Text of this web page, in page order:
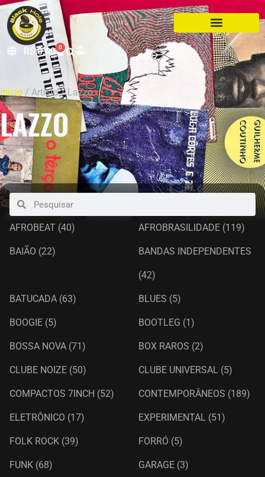
R$0,00 0
Início / Artista / Lazzo
LAZZO
AFROBEAT (40) AFROBRASILIDADE (119)
BAIÃO (22) BANDAS INDEPENDENTES
(42)
BATUCADA (63) BLUES (5)
BOOGIE (5) BOOTLEG (1)
BOSSA NOVA (71) BOX RAROS (2)
CLUBE NOIZE (50) CLUBE UNIVERSAL (5)
COMPACTOS 7INCH (52) CONTEMPORÂNEOS (189)
ELETRÔNICO (17) EXPERIMENTAL (51)
FOLK ROCK (39) FORRÓ (5)
FUNK (68) GARAGE (3)